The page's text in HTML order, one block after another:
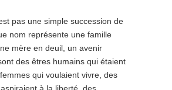
pas une simple succession de
nom représente une famille
mère en deuil, un avenir
des êtres humains qui étaient
qui voulaient vivre, des